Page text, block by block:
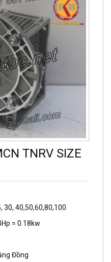
TNRV SIZE
30, 40,50,60,80,100
= 0.18kw
Đồng